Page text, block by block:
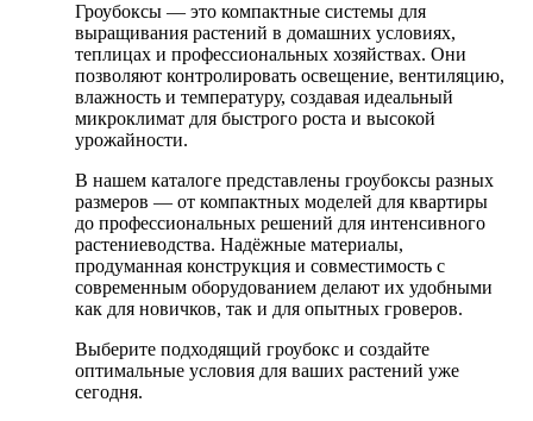
Гроубоксы — это компактные системы для
выращивания растений в домашних условиях,
теплицах и профессиональных хозяйствах. Они
позволяют контролировать освещение, вентиляцию,
влажность и температуру, создавая идеальный
микроклимат для быстрого роста и высокой
урожайности.
В нашем каталоге представлены гроубоксы разных
размеров — от компактных моделей для квартиры
до профессиональных решений для интенсивного
растениеводства. Надёжные материалы,
продуманная конструкция и совместимость с
современным оборудованием делают их удобными
как для новичков, так и для опытных гроверов.
Выберите подходящий гроубокс и создайте
оптимальные условия для ваших растений уже
сегодня.